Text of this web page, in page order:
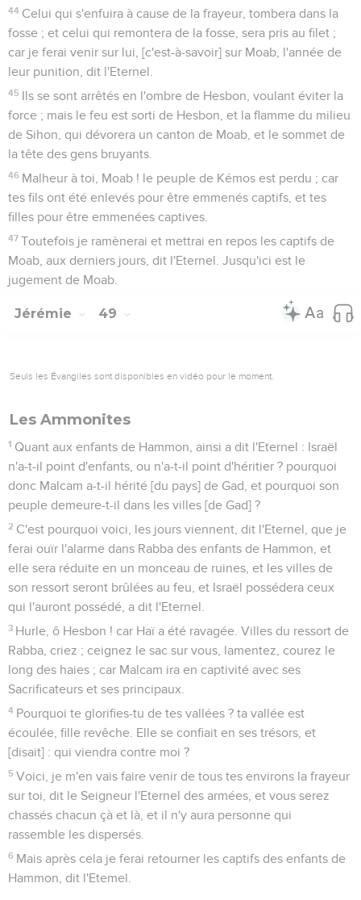
44 Celui qui s'enfuira à cause de la frayeur, tombera dans la
fosse ; et celui qui remontera de la fosse, sera pris au filet ;
car je ferai venir sur lui, [c'est-à-savoir] sur Moab, l'année de
leur punition, dit l'Eternel.
45 Ils se sont arrêtés en l'ombre de Hesbon, voulant éviter la
force ; mais le feu est sorti de Hesbon, et la flamme du milieu
de Sihon, qui dévorera un canton de Moab, et le sommet de
la tête des gens bruyants.
46 Malheur à toi, Moab ! le peuple de Kémos est perdu ; car
tes fils ont été enlevés pour être emmenés captifs, et tes
filles pour être emmenées captives.
47 Toutefois je ramènerai et mettrai en repos les captifs de
Moab, aux derniers jours, dit l'Eternel. Jusqu'ici est le
jugement de Moab.
Jérémie 49
Seuls les Évangiles sont disponibles en vidéo pour le moment.
Les Ammonites
1 Quant aux enfants de Hammon, ainsi a dit l'Eternel : Israël
n'a-t-il point d'enfants, ou n'a-t-il point d'héritier ? pourquoi
donc Malcam a-t-il hérité [du pays] de Gad, et pourquoi son
peuple demeure-t-il dans les villes [de Gad] ?
2 C'est pourquoi voici, les jours viennent, dit l'Eternel, que je
ferai ouïr l'alarme dans Rabba des enfants de Hammon, et
elle sera réduite en un monceau de ruines, et les villes de
son ressort seront brûlées au feu, et Israël possédera ceux
qui l'auront possédé, a dit l'Eternel.
3 Hurle, ô Hesbon ! car Haï a été ravagée. Villes du ressort de
Rabba, criez ; ceignez le sac sur vous, lamentez, courez le
long des haies ; car Malcam ira en captivité avec ses
Sacrificateurs et ses principaux.
4 Pourquoi te glorifies-tu de tes vallées ? ta vallée est
écoulée, fille revêche. Elle se confiait en ses trésors, et
[disait] : qui viendra contre moi ?
5 Voici, je m'en vais faire venir de tous tes environs la frayeur
sur toi, dit le Seigneur l'Eternel des armées, et vous serez
chassés chacun çà et là, et il n'y aura personne qui
rassemble les dispersés.
6 Mais après cela je ferai retourner les captifs des enfants de
Hammon, dit l'Etemel.